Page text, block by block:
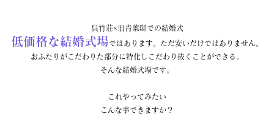
呉竹荘×旧青葉邸での結婚式
低価格な結婚式場ではあります。ただ安いだけではありません。
おふたりがこだわりた部分に特化しこだわり抜くことができる。
そんな結婚式場です。
これやってみたい
こんな事できますか？